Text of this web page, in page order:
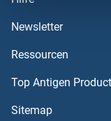
Adiponectin
Adiponectin
ADIG ELISA Kits
Newsletter
Ressourcen
Top Antigen
Sitemap